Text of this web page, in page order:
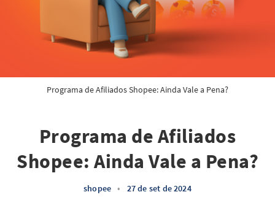
Programa de Afiliados Shopee: Ainda Vale a Pena?
Programa de Afiliados
Shopee: Ainda Vale a Pena?
shopee • 27 de set de 2024